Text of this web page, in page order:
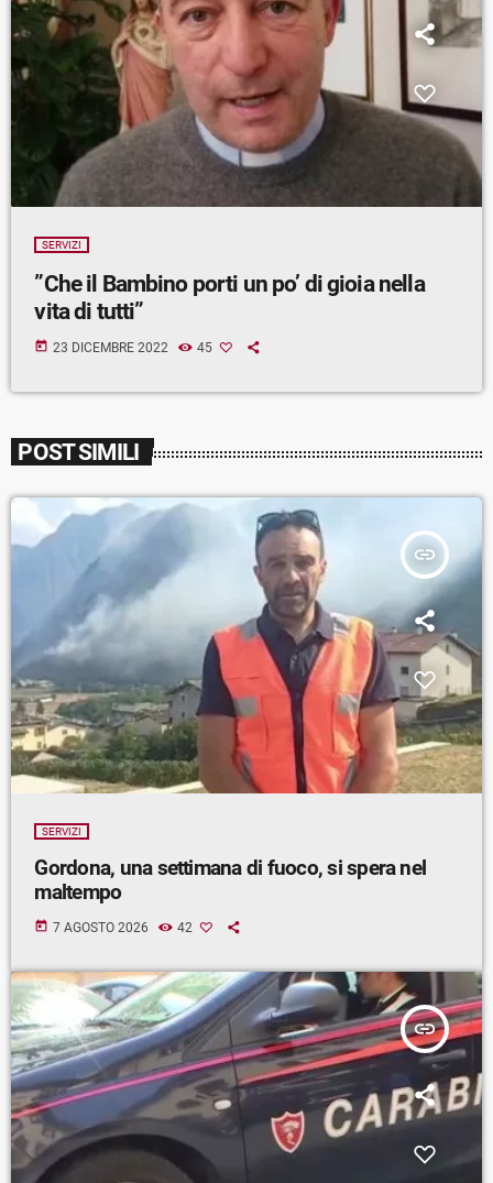
SERVIZI
”Che il Bambino porti un po’ di gioia nella
vita di tutti”
today 23 DICEMBRE 2022 45
POST SIMILI
insert_link
SERVIZI
Gordona, una settimana di fuoco, si spera nel
maltempo
today 7 AGOSTO 2026 42
insert_link